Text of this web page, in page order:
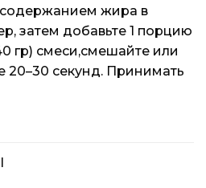
жира в
затем добавьте 1 порцию
гр) смеси,смешайте или
20–30 секунд. Принимать